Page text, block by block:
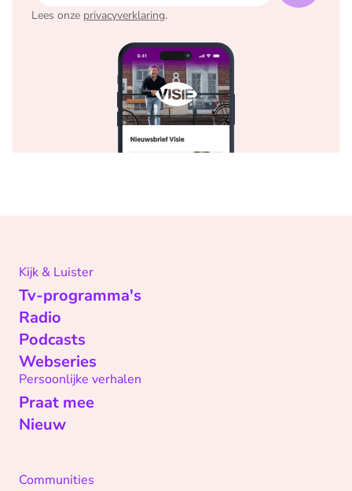
Lees onze privacyverklaring.
Kijk & Luister
Tv-programma's
Radio
Podcasts
Webseries
Persoonlijke verhalen
Praat mee
Nieuw
Communities